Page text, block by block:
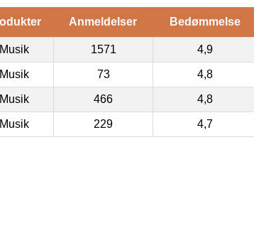
Anmeldelser Bedømmelse
Musik 1571 4,9
Musik 73 4,8
Musik 466 4,8
Musik 229 4,7